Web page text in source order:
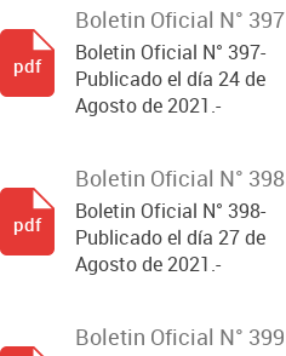
Boletin Oficial N° 397
Boletin Oficial N° 397-
Publicado el día 24 de
Agosto de 2021.-
pdf
Boletin Oficial N° 398
Boletin Oficial N° 398-
Publicado el día 27 de
Agosto de 2021.-
pdf
Boletin Oficial N° 399